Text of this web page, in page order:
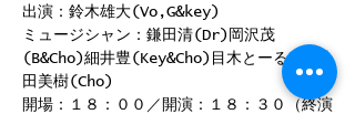
出演：鈴木雄大(Vo,G&key)
ミュージシャン：鎌田清(Dr)岡沢茂
(B&Cho)細井豊(Key&Cho)目木とーる(G)浜
田美樹(Cho)
開場：１８：００／開演：１８：３０（終演